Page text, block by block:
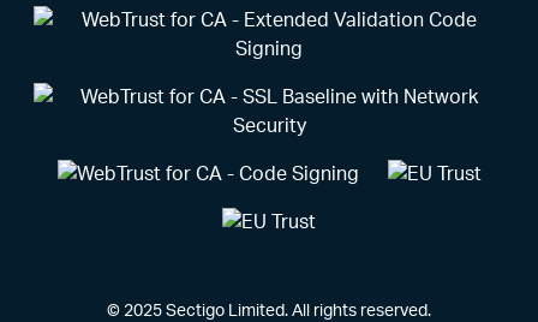
© 2025 Sectigo Limited. All rights reserved.